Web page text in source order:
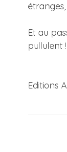
Et au
pullulent
Editions